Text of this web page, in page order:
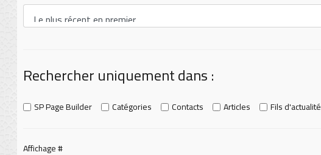
Rechercher uniquement dans :
SP Page Builder Catégories Contacts Articles Fils d'actualité
Affichage #